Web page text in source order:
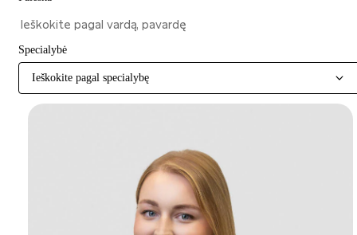
Specialybė
Ieškokite pagal specialybę